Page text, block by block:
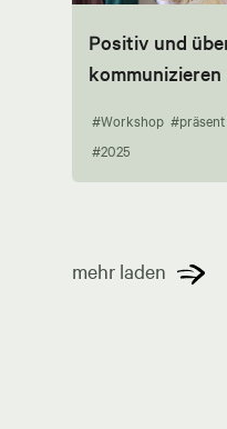
Positiv und
kommunizieren
#Workshop #präsent
#2025
mehr laden